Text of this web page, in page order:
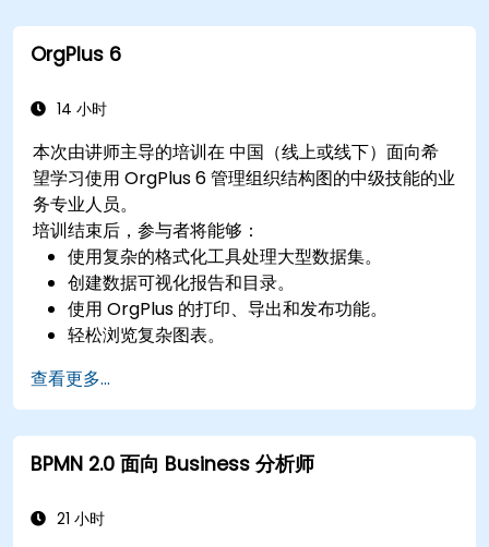
OrgPlus 6
14 小时
本次由讲师主导的培训在 中国（线上或线下）面向希
望学习使用 OrgPlus 6 管理组织结构图的中级技能的业
务专业人员。
培训结束后，参与者将能够：
使用复杂的格式化工具处理大型数据集。
创建数据可视化报告和目录。
使用 OrgPlus 的打印、导出和发布功能。
轻松浏览复杂图表。
查看更多...
BPMN 2.0 面向 Business 分析师
21 小时